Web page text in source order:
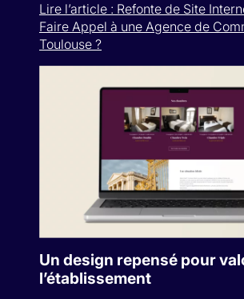
Lire l’article : Refonte de Site
Faire Appel à une Agence de
Toulouse ?
Un design repensé pour
l’établissement